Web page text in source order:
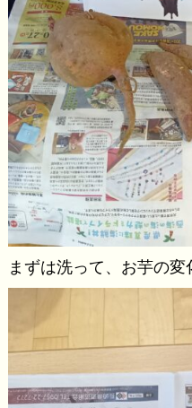
まずは洗って、お芋の変